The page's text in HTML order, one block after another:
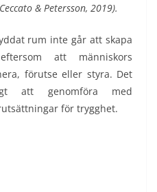
& Petersson, 2019).
rum inte går att skapa
att människors
förutse eller styra. Det
att genomföra med
för trygghet.